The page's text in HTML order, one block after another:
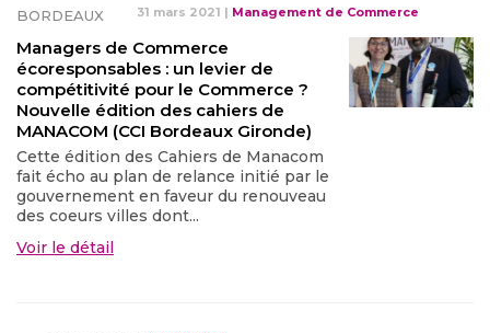
BORDEAUX 31 mars 2021 | Management de Commerce
Managers de Commerce
écoresponsables : un levier de
compétitivité pour le Commerce ?
Nouvelle édition des cahiers de
MANACOM (CCI Bordeaux Gironde)
Cette édition des Cahiers de Manacom
fait écho au plan de relance initié par le
gouvernement en faveur du renouveau
des coeurs villes dont...
Voir le détail